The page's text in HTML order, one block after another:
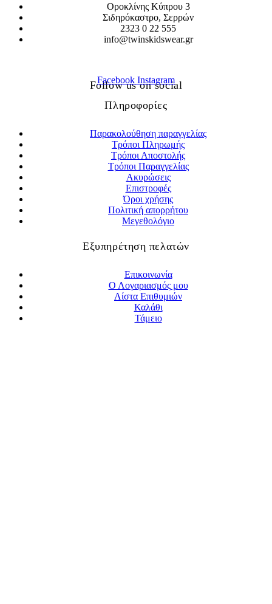
Οροκλίνης Κύπρου 3
Σιδηρόκαστρο, Σερρών
2323 0 22 555
info@twinskidswear.gr
Follow us on social
Facebook Instagram
Πληροφορίες
Παρακολούθηση παραγγελίας
Τρόποι Πληρωμής
Τρόποι Αποστολής
Τρόποι Παραγγελίας
Ακυρώσεις
Επιστροφές
Όροι χρήσης
Πολιτική απορρήτου
Μεγεθολόγιο
Εξυπηρέτηση πελατών
Επικοινωνία
Ο Λογαριασμός μου
Λίστα Επιθυμιών
Καλάθι
Τάμειο